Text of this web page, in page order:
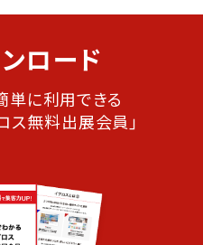
ロード
単に利用できる
ス無料出展会員」